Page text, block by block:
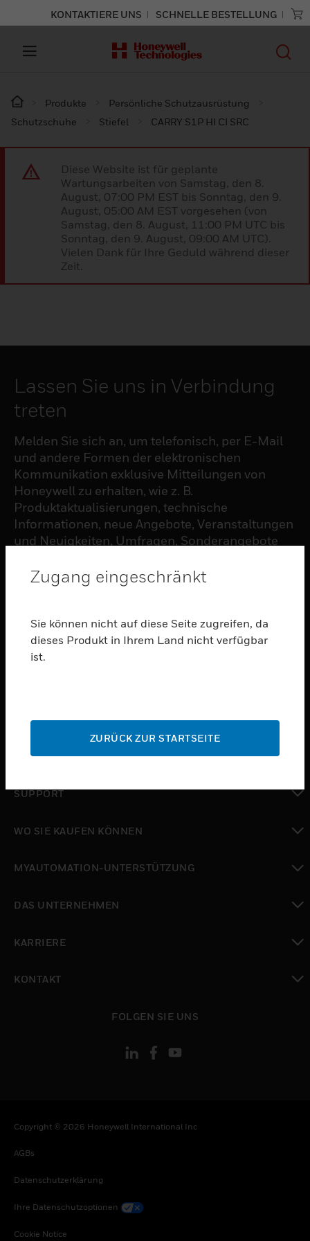
KONTAKTIERE UNS SCHNELLE BESTELLUNG
Produkte
Persönliche Schutzausrüstung
Schutzschuhe
Stiefel CARRY S1P HI CI SRC
Diese Website ist für geplante
Wartungsarbeiten von Samstag, den 8.
August, 07:00 PM EST bis Sonntag, den 9.
August, 05:00 AM EST vorgesehen (von
Samstag, den 8. August, 11:00 PM UTC bis
Sonntag, den 9. August, 09:00 AM UTC).
Vielen Dank für Ihre Geduld während dieser
Zeit.
Lassen Sie uns in Verbindung
treten
Melden Sie sich an, um telefonisch, per E-Mail
und andere Formen der elektronischen
Kommunikation exklusive Mitteilungen von
Honeywell zu erhalten, wie z. B.
Produktaktualisierungen, technische
Informationen, neue Angebote, Veranstaltungen
und Neuigkeiten, Umfragen, Sonderangebote
PRODUKTE
DIENSTE
BRANCHEN
SUPPORT
WO SIE KAUFEN KÖNNEN
MYAUTOMATION-UNTERSTÜTZUNG
DAS UNTERNEHMEN
KARRIERE
KONTAKT
FOLGEN SIE UNS
Copyright © 2026 Honeywell International Inc
AGBs
Datenschutzerklärung
Ihre Datenschutzoptionen
Cookie Notice
Zugang eingeschränkt
Sie können nicht auf diese Seite zugreifen, da
dieses Produkt in Ihrem Land nicht verfügbar
ist.
ZURÜCK ZUR STARTSEITE